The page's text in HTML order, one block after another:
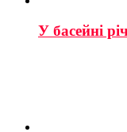
У басейні